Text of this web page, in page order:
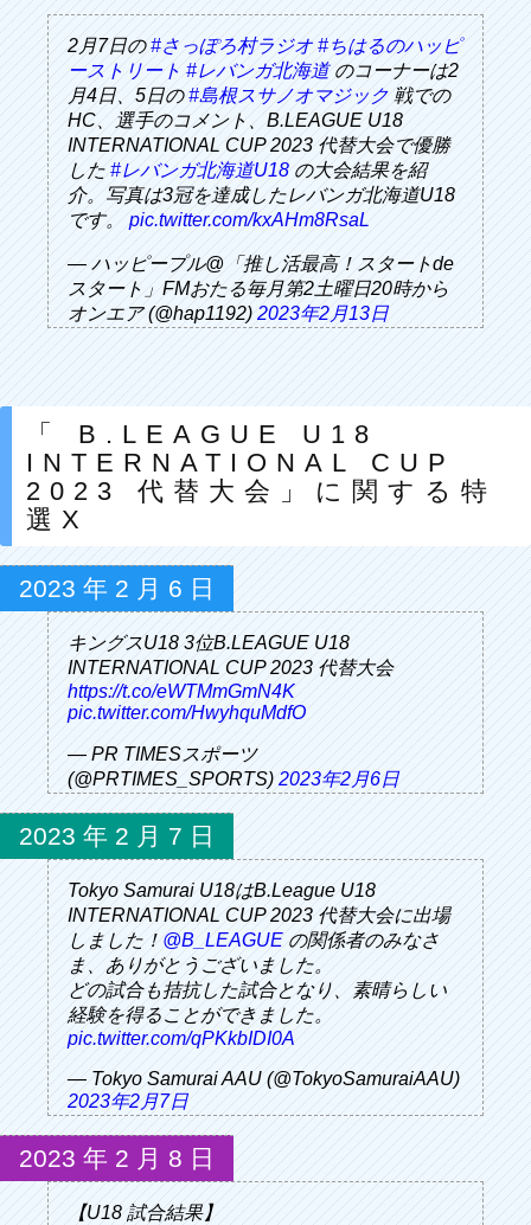
2月7日の#さっぽろ村ラジオ #ちはるのハッピ
ーストリート #レバンガ北海道のコーナーは2
月4日、5日の#島根スサノオマジック 戦での
HC、選手のコメント、B.LEAGUE U18
INTERNATIONAL CUP 2023 代替大会で優勝
した #レバンガ北海道U18 の大会結果を紹
介。写真は3冠を達成したレバンガ北海道U18
です。 pic.twitter.com/kxAHm8RsaL
— ハッピープル@「推し活最高！スタートde
スタート」FMおたる毎月第2土曜日20時から
オンエア (@hap1192) 2023年2月13日
「 B.LEAGUE U18
INTERNATIONAL CUP
2023 代替大会」に関する特
選X
2023 年 2 月 6 日
キングスU18 3位B.LEAGUE U18
INTERNATIONAL CUP 2023 代替大会
https://t.co/eWTMmGmN4K
pic.twitter.com/HwyhquMdfO
— PR TIMESスポーツ
(@PRTIMES_SPORTS) 2023年2月6日
2023 年 2 月 7 日
Tokyo Samurai U18はB.League U18
INTERNATIONAL CUP 2023 代替大会に出場
しました！ @B_LEAGUE の関係者のみなさ
ま、ありがとうございました。
どの試合も拮抗した試合となり、素晴らしい
経験を得ることができました。
pic.twitter.com/qPKkbIDI0A
— Tokyo Samurai AAU (@TokyoSamuraiAAU)
2023年2月7日
2023 年 2 月 8 日
【U18 試合結果】